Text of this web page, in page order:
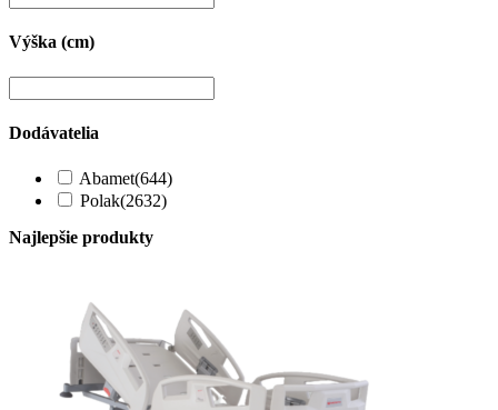
Výška (cm)
Dodávatelia
Abamet(644)
Polak(2632)
Najlepšie produkty